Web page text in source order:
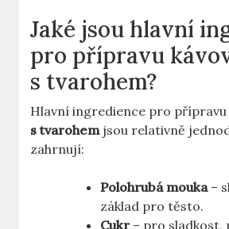
Jaké jsou hlavní
pro přípravu
s tvarohem?
Hlavní ingredience pro
s tvarohemjsou relativně
zahrnují:
Polohrubá mouka–
základ pro těsto.
Cukr – pro sladkost,